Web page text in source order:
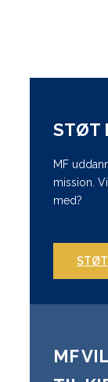
STØT
MF
mission.
med?
STØT
MF